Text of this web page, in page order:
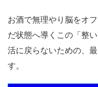
お酒で無理やり脳をオ
だ状態へ導くこの「整
活に戻らないための、
す。